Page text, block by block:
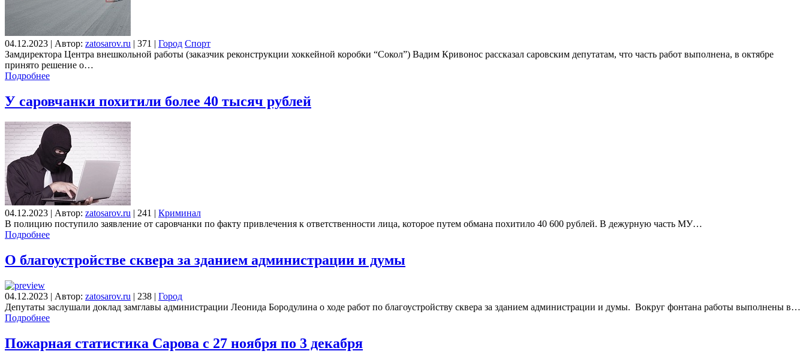
04.12.2023 | Автор: zatosarov.ru | 371 | Город Спорт
Замдиректора Центра внешкольной работы (заказчик реконструкции хоккейной коробки “Сокол”) Вадим Кривонос рассказал саровским депутатам, что часть работ выполнена, в октябре
принято решение о…
Подробнее
У саровчанки похитили более 40 тысяч рублей
04.12.2023 | Автор: zatosarov.ru | 241 | Криминал
В полицию поступило заявление от саровчанки по факту привлечения к ответственности лица, которое путем обмана похитило 40 600 рублей. В дежурную часть МУ…
Подробнее
О благоустройстве сквера за зданием администрации и думы
04.12.2023 | Автор: zatosarov.ru | 238 | Город
Депутаты заслушали доклад замглавы администрации Леонида Бородулина о ходе работ по благоустройству сквера за зданием администрации и думы. Вокруг фонтана работы выполнены в…
Подробнее
Пожарная статистика Сарова с 27 ноября по 3 декабря